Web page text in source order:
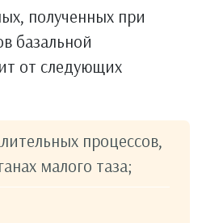
полученных при
базальной
от следующих
процессов,
малого таза;